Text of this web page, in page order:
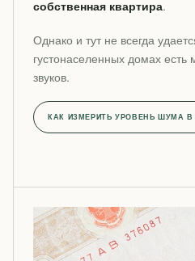
собственная квартира.
Однако и тут не всегда
густонаселенных домах есть
звуков.
КАК ИЗМЕРИТЬ УРОВЕНЬ ШУМА